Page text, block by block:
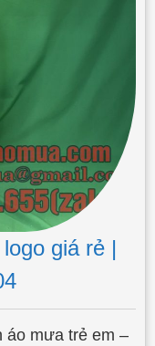
giá rẻ |
áo mưa trẻ em –